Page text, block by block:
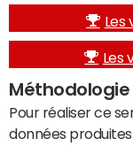
Les
Les
Méthodologie
Pour réaliser ce
données